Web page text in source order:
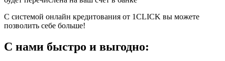
С системой онлайн кредитования от 1CLICK вы можете
позволить себе больше!
С нами быстро и выгодно: